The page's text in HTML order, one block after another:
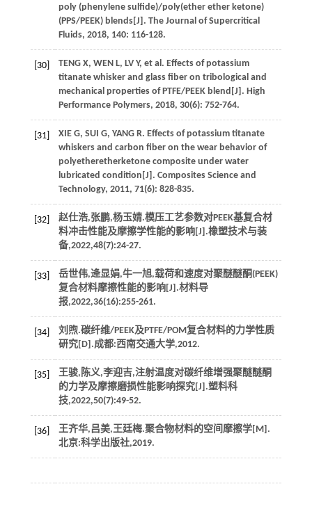
poly (phenylene sulfide)/poly(ether ether ketone)
(PPS/PEEK) blends[J]. The Journal of Supercritical
Fluids, 2018, 140: 116-128.
[30] TENG X, WEN L, LV Y, et al. Effects of potassium
titanate whisker and glass fiber on tribological and
mechanical properties of PTFE/PEEK blend[J]. High
Performance Polymers, 2018, 30(6): 752-764.
[31] XIE G, SUI G, YANG R. Effects of potassium titanate
whiskers and carbon fiber on the wear behavior of
polyetheretherketone composite under water
lubricated condition[J]. Composites Science and
Technology, 2011, 71(6): 828-835.
[32]
赵仕浩,张鹏,杨玉婧.模压工艺参数对PEEK基复合材
料冲击性能及摩擦学性能的影响[J].橡塑技术与装
备,2022,48(7):24-27.
[33]
岳世伟,逄显娟,牛一旭,载荷和速度对聚醚醚酮(PEEK)
复合材料摩擦性能的影响[J].材料导
报,2022,36(16):255-261.
[34]
刘煦.碳纤维/PEEK及PTFE/POM复合材料的力学性质
研究[D].成都:西南交通大学,2012.
[35]
王骏,陈义,李迎吉,注射温度对碳纤维增强聚醚醚酮
的力学及摩擦磨损性能影响探究[J].塑料科
技,2022,50(7):49-52.
[36] 王齐华,吕美,王廷梅.聚合物材料的空间摩擦学[M].
北京:科学出版社,2019.